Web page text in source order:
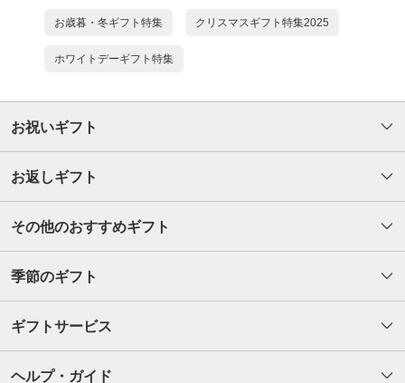
お歳暮・冬ギフト特集 クリスマスギフト特集2025
ホワイトデーギフト特集
お祝いギフト
お返しギフト
その他のおすすめギフト
季節のギフト
ギフトサービス
ヘルプ・ガイド